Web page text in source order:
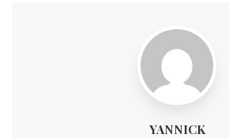
YANNICK